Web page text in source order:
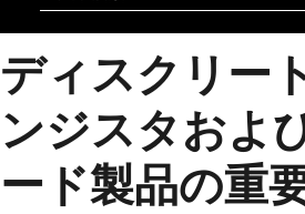
プ
ディスクリー
ンジスタおよ
ード製品の重